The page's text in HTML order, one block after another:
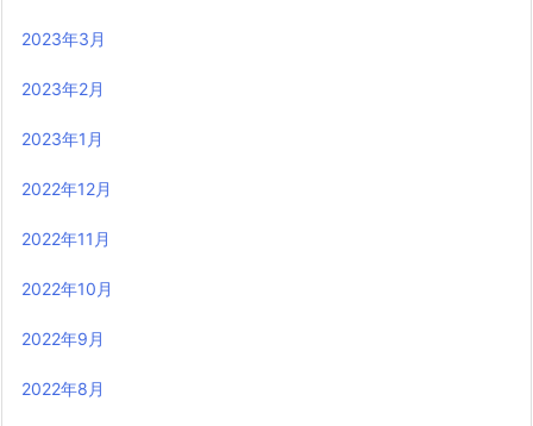
2023年3月
2023年2月
2023年1月
2022年12月
2022年11月
2022年10月
2022年9月
2022年8月